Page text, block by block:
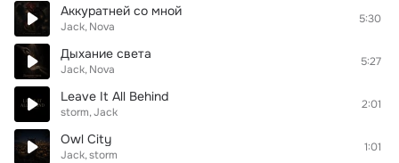
Аккуратней со мной
Jack Nova
5:30
Дыхание света
Jack Nova
5:27
Leave It All Behind
storm Jack
2:01
Owl City
Jack storm
1:01